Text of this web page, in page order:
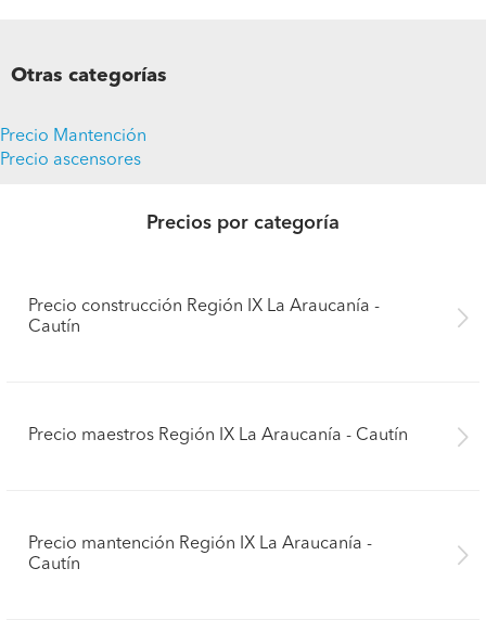
Otras categorías
Precio Mantención
Precio ascensores
Precios por categoría
Precio construcción Región IX La Araucanía -
Cautín
Precio maestros Región IX La Araucanía - Cautín
Precio mantención Región IX La Araucanía -
Cautín